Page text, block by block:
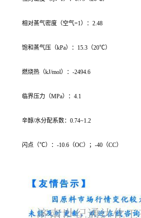
相对蒸气密度（空气=1）：2.48
饱和蒸气压（kPa）：15.3（20℃）
燃烧热（kJ/mol）：-2494.6
临界压力（MPa）：4.1
辛醇/水分配系数：0.74~1.2
闪点（℃）：-10.6（OC）；-40（CC）